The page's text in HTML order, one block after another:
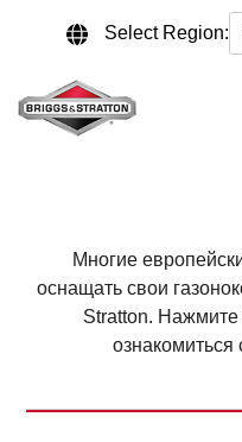
content.
Select Region:
Многие
оснащать свои
Stratton.
ознакомиться